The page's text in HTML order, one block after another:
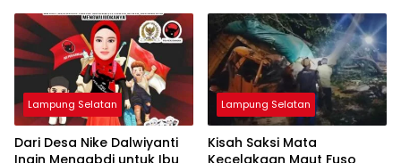
Lampung Selatan
Dari Desa Nike Dalwiyanti
Ingin Mengabdi untuk Ibu
Lampung Selatan
Kisah Saksi Mata
Kecelakaan Maut Fuso